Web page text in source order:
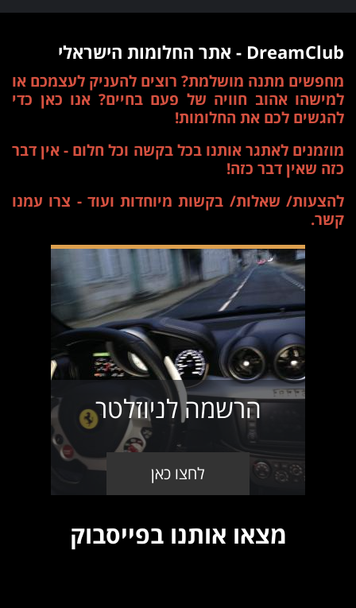
DreamClub - אתר החלומות הישראלי
מחפשים מתנה מושלמת? רוצים להעניק לעצמכם או
למישהו אהוב חוויה של פעם בחיים? אנו כאן כדי
להגשים לכם את החלומות!
מוזמנים לאתגר אותנו בכל בקשה וכל חלום - אין דבר
כזה שאין דבר כזה!
להצעות/ שאלות/ בקשות מיוחדות ועוד - צרו עמנו
קשר.
הרשמה לניוזלטר
לחצו כאן
מצאו אותנו בפייסבוק